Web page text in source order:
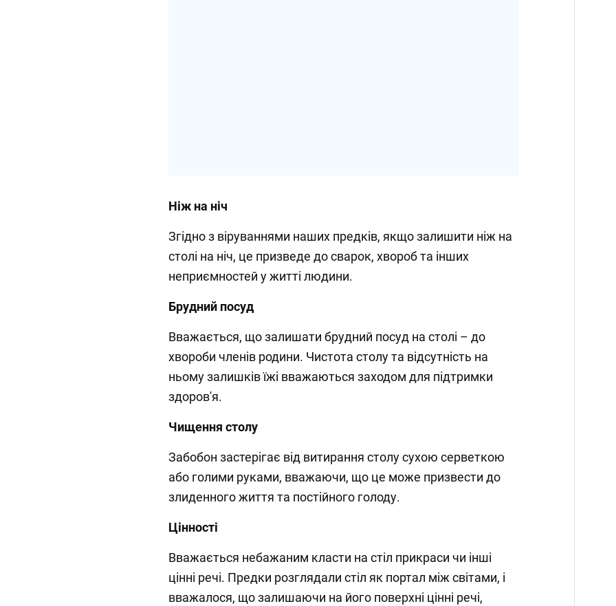
Ніж на ніч
Згідно з віруваннями наших предків, якщо залишити ніж на
столі на ніч, це призведе до сварок, хвороб та інших
неприємностей у житті людини.
Брудний посуд
Вважається, що залишати брудний посуд на столі – до
хвороби членів родини. Чистота столу та відсутність на
ньому залишків їжі вважаються заходом для підтримки
здоров'я.
Чищення столу
Забобон застерігає від витирання столу сухою серветкою
або голими руками, вважаючи, що це може призвести до
злиденного життя та постійного голоду.
Цінності
Вважається небажаним класти на стіл прикраси чи інші
цінні речі. Предки розглядали стіл як портал між світами, і
вважалося, що залишаючи на його поверхні цінні речі,